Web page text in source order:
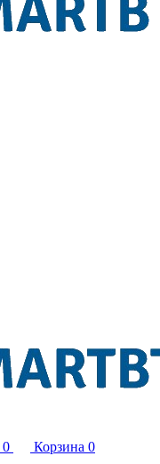
0 Корзина 0